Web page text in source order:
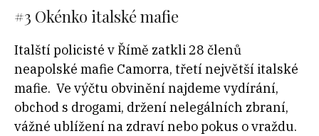
#3 Okénko italské mafie
Italští policisté v Římě zatkli 28 členů
neapolské mafie Camorra, třetí největší italské
mafie. Ve výčtu obvinění najdeme vydírání,
obchod s drogami, držení nelegálních zbraní,
vážné ublížení na zdraví nebo pokus o vraždu.